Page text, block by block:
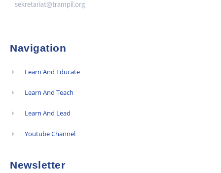
sekretariat@trampil.org
Navigation
Learn And Educate
Learn And Teach
Learn And Lead
Youtube Channel
Newsletter